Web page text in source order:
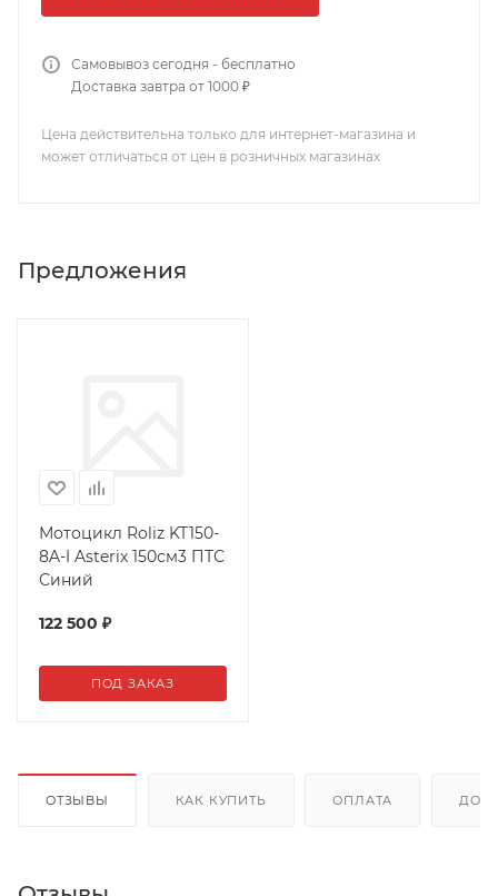
Самовывоз сегодня - бесплатно
Доставка завтра от 1000 ₽
Цена действительна только для интернет-магазина и
может отличаться от цен в розничных магазинах
Предложения
Мотоцикл Roliz KT150-
8A-I Asterix 150см3 ПТС
Синий
122 500 ₽
ПОД ЗАКАЗ
ОТЗЫВЫ КАК КУПИТЬ ОПЛАТА